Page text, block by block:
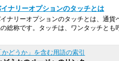
ナリーオプションのタッチとは
ナリーオプションのタッチとは、通
総称です。タッチは、ワンタッチとも
かどうか」を含む用語の索引